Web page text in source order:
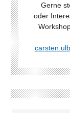
Gerne
oder